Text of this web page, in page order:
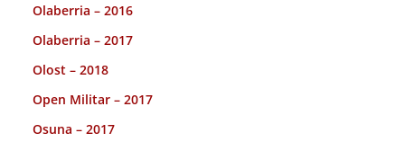
Olaberria – 2016
Olaberria – 2017
Olost – 2018
Open Militar – 2017
Osuna – 2017